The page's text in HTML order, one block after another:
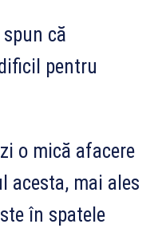
că
pentru
o mică afacere
acesta, mai ales
în spatele